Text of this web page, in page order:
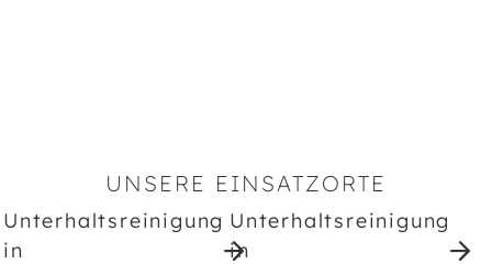
UNSERE EINSATZORTE
Unterhaltsreinigung
in
Unterhaltsreinigung
in